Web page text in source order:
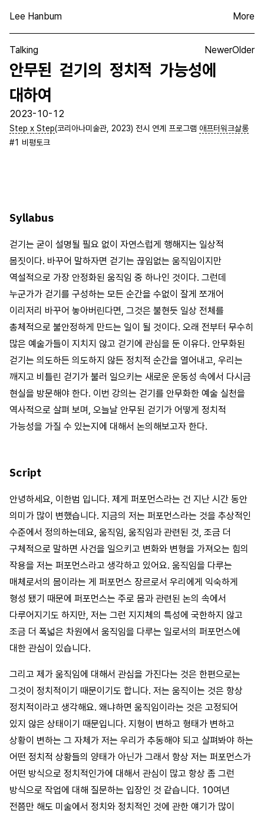
Lee Hanbum More
Talking NewerOlder
안무된 걷기의 정치적 가능성에
대하여
2023-10-12
Step x Step(코리아나미술관, 2023) 전시 연계 프로그램 애프터워크살롱
#1 비평토크
Syllabus
걷기는 굳이 설명될 필요 없이 자연스럽게 행해지는 일상적
몸짓이다. 바꾸어 말하자면 걷기는 끊임없는 움직임이지만
역설적으로 가장 안정화된 움직임 중 하나인 것이다. 그런데
누군가가 걷기를 구성하는 모든 순간을 수없이 잘게 쪼개어
이리저리 바꾸어 놓아버린다면, 그것은 불현듯 일상 전체를
총체적으로 불안정하게 만드는 일이 될 것이다. 오래 전부터 무수히
많은 예술가들이 지치지 않고 걷기에 관심을 둔 이유다. 안무화된
걷기는 의도하든 의도하지 않든 정치적 순간을 열어내고, 우리는
깨지고 비틀린 걷기가 불러 일으키는 새로운 운동성 속에서 다시금
현실을 방문해야 한다. 이번 강의는 걷기를 안무화한 예술 실천을
역사적으로 살펴 보며, 오늘날 안무된 걷기가 어떻게 정치적
가능성을 가질 수 있는지에 대해서 논의해보고자 한다.
Script
안녕하세요, 이한범 입니다. 제게 퍼포먼스라는 건 지난 시간 동안
의미가 많이 변했습니다. 지금의 저는 퍼포먼스라는 것을 추상적인
수준에서 정의하는데요, 움직임, 움직임과 관련된 것, 조금 더
구체적으로 말하면 사건을 일으키고 변화와 변형을 가져오는 힘의
작용을 저는 퍼포먼스라고 생각하고 있어요. 움직임을 다루는
매체로서의 몸이라는 게 퍼포먼스 장르로서 우리에게 익숙하게
형성 됐기 때문에 퍼포먼스는 주로 몸과 관련된 논의 속에서
다루어지기도 하지만, 저는 그런 지지체의 특성에 국한하지 않고
조금 더 폭넓은 차원에서 움직임을 다루는 일로서의 퍼포먼스에
대한 관심이 있습니다.
그리고 제가 움직임에 대해서 관심을 가진다는 것은 한편으로는
그것이 정치적이기 때문이기도 합니다. 저는 움직이는 것은 항상
정치적이라고 생각해요. 왜냐하면 움직임이라는 것은 고정되어
있지 않은 상태이기 때문입니다. 지형이 변하고 형태가 변하고
상황이 변하는 그 자체가 저는 우리가 추동해야 되고 살펴봐야 하는
어떤 정치적 상황들의 양태가 아닌가 그래서 항상 저는 퍼포먼스가
어떤 방식으로 정치적인가에 대해서 관심이 많고 항상 좀 그런
방식으로 작업에 대해 질문하는 입장인 것 같습니다. 10여년
전쯤만 해도 미술에서 정치와 정치적인 것에 관한 얘기가 많이